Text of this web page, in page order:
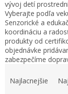
Senzorické
pomôcky
Hračky
podľa
typu
Hračky
podľa
vývoj detí
Vyberajte podľa
Senzorické a
koordináciu a
produkty od
objednávke
zabezpečíme
Najlacnejšie